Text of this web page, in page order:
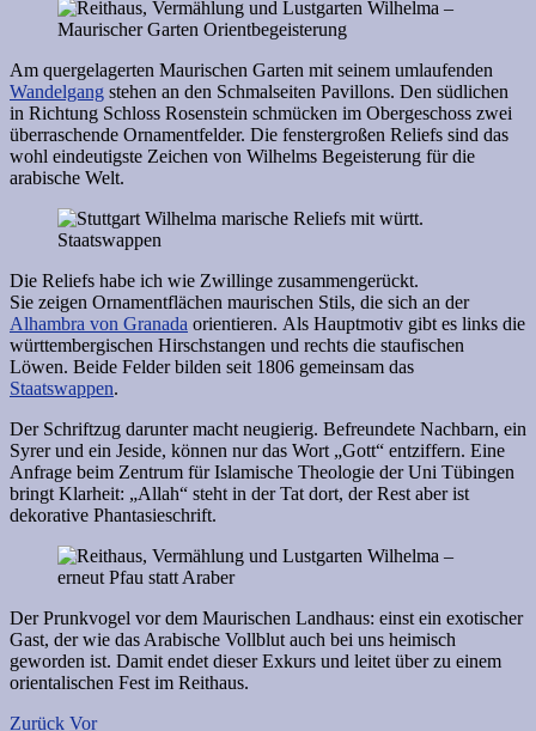
Am quergelagerten Maurischen Garten mit seinem umlaufenden
Wandelgang stehen an den Schmalseiten Pavillons. Den südlichen
in Richtung Schloss Rosenstein schmücken im Obergeschoss zwei
überraschende Ornamentfelder. Die fenstergroßen Reliefs sind das
wohl eindeutigste Zeichen von Wilhelms Begeisterung für die
arabische Welt.
Die Reliefs habe ich wie Zwillinge zusammengerückt.
Sie zeigen Ornamentflächen maurischen Stils, die sich an der
Alhambra von Granada orientieren. Als Hauptmotiv gibt es links die
württembergischen Hirschstangen und rechts die staufischen
Löwen. Beide Felder bilden seit 1806 gemeinsam das
Staatswappen.
Der Schriftzug darunter macht neugierig. Befreundete Nachbarn, ein
Syrer und ein Jeside, können nur das Wort „Gott“ entziffern. Eine
Anfrage beim Zentrum für Islamische Theologie der Uni Tübingen
bringt Klarheit: „Allah“ steht in der Tat dort, der Rest aber ist
dekorative Phantasieschrift.
Der Prunkvogel vor dem Maurischen Landhaus: einst ein exotischer
Gast, der wie das Arabische Vollblut auch bei uns heimisch
geworden ist. Damit endet dieser Exkurs und leitet über zu einem
orientalischen Fest im Reithaus.
Zurück Vor